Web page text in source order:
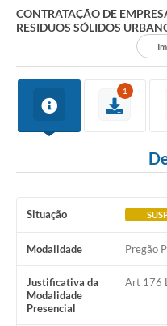
Contato
Denúncia de Lotes sujos e
Sala Mineira
Lei Paulo Gustavo
Fila de espera SUS
CONTRATAÇÃO DE
RESIDUOS SÓLIDOS
1
Situação
Modalidade Pregão
Justificativa da
Modalidade
Presencial
Art 176